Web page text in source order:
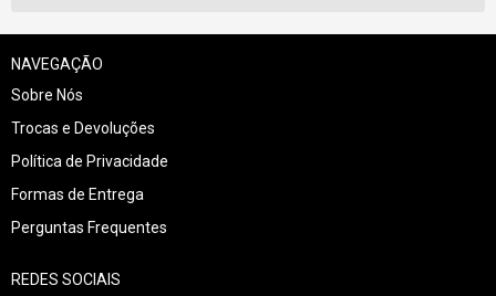
NAVEGAÇÃO
Sobre Nós
Trocas e Devoluções
Política de Privacidade
Formas de Entrega
Perguntas Frequentes
REDES SOCIAIS